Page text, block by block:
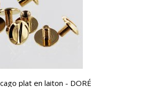
RAPIDE
plat en laiton - DORÉ